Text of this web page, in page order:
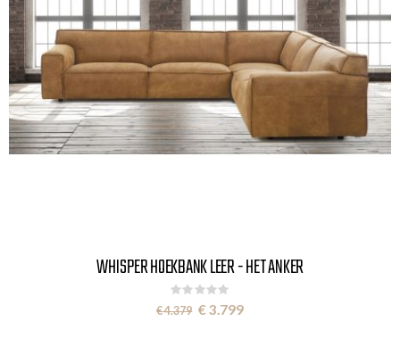
WHISPER HOEKBANK LEER - HET ANKER
Rating:
0%
€ 4.379 Special
Price
€ 3.799